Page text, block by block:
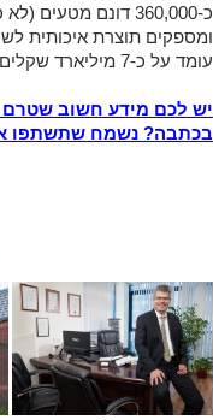
ומספקים תוצרת איכותית
עומד על כ-7 מיליארד שקלים והוא מהווה כ-23% מהתפוקה החקלאית בארץ
יש לכם מידע חשוב שטרם
בכתבה? נשמח שתשתפו